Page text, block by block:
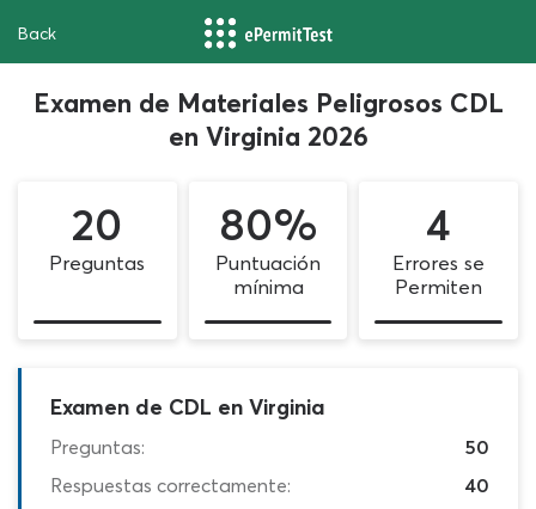
Back
Examen de Materiales Peligrosos CDL
en Virginia 2026
20
Preguntas
80%
Puntuación
mínima
4
Errores se
Permiten
Examen de CDL en Virginia
Preguntas:
50
Respuestas correctamente:
40